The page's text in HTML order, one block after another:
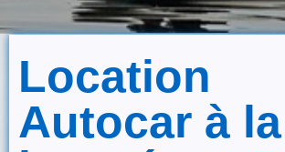
Location
Autocar à la